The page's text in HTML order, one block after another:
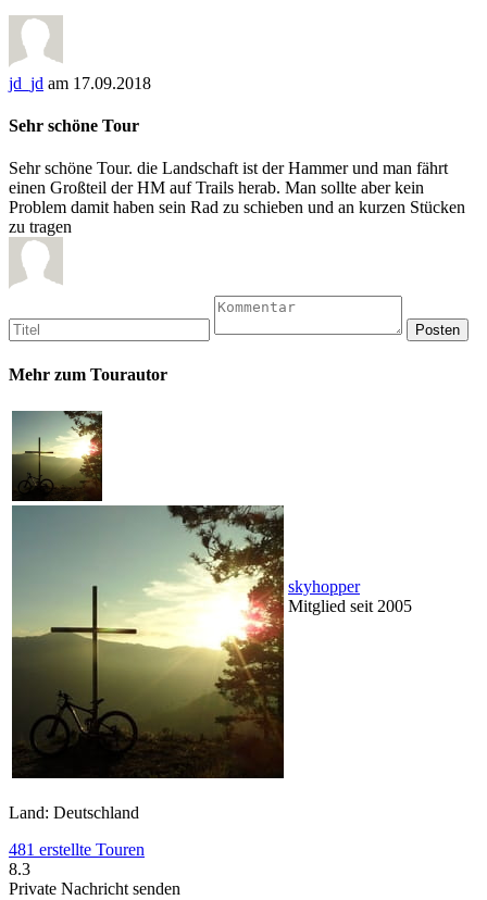
jd_jd am 17.09.2018
Sehr schöne Tour
Sehr schöne Tour. die Landschaft ist der Hammer und man fährt
einen Großteil der HM auf Trails herab. Man sollte aber kein
Problem damit haben sein Rad zu schieben und an kurzen Stücken
zu tragen
Mehr zum Tourautor
skyhopper
Mitglied seit 2005
Land: Deutschland
481 erstellte Touren
8.3
Private Nachricht senden